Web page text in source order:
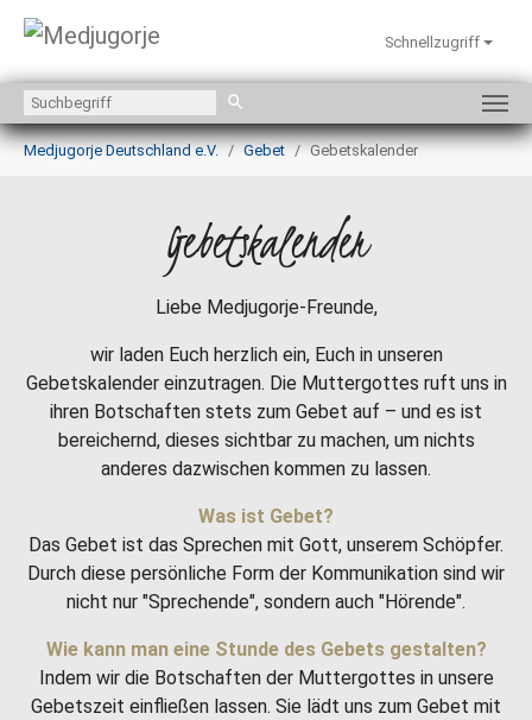
Zum Hauptinhalt springen
Schnellzugriff
Sie sind hier:
Medjugorje Deutschland e.V.
Gebet Gebetskalender
Gebetskalender
Liebe Medjugorje-Freunde,
wir laden Euch herzlich ein, Euch in unseren
Gebetskalender einzutragen. Die Muttergottes ruft uns in
ihren Botschaften stets zum Gebet auf – und es ist
bereichernd, dieses sichtbar zu machen, um nichts
anderes dazwischen kommen zu lassen.
Was ist Gebet?
Das Gebet ist das Sprechen mit Gott, unserem Schöpfer.
Durch diese persönliche Form der Kommunikation sind wir
nicht nur "Sprechende", sondern auch "Hörende".
Wie kann man eine Stunde des Gebets gestalten?
Indem wir die Botschaften der Muttergottes in unsere
Gebetszeit einfließen lassen. Sie lädt uns zum Gebet mit